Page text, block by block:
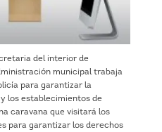
del interior de
municipal trabaja
para garantizar la
los establecimientos de
caravana que visitará los
para garantizar los derechos